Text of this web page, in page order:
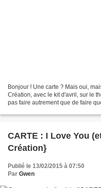
Bonjour ! Une carte ? Mais oui,
Création, avec le kit d'avril, sur le
pas faire autrement que de faire
CARTE : I Love You
Création}
Publié le 13/02/2015 à 07:50
Par Gwen